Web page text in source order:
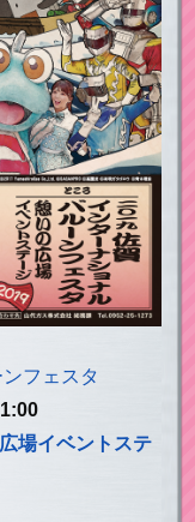
フェスタ
場イベントステ